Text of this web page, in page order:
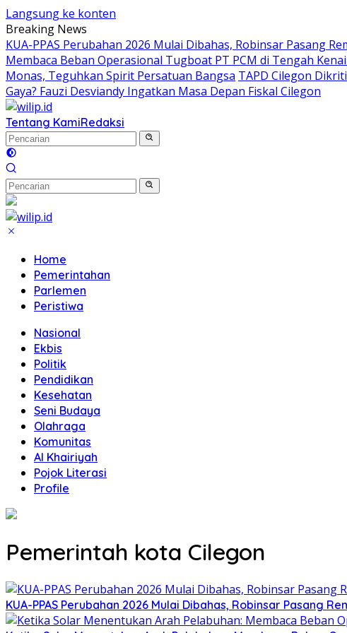
Langsung ke konten
Breaking News
KUA-PPAS Perubahan 2026 Mulai Dibahas, Robinsar Pasang
Membaca Beban Operasional Tugboat PT PCM di Tengah
Monas, Teguhkan Spirit Persatuan Bangsa TAPD Cilegon
Gaya? Fauzi Desviandy Ingatkan Masa Depan Fiskal Cilegon
Tentang KamiRedaksi
Home
Pemerintahan
Parlemen
Peristiwa
Nasional
Ekbis
Politik
Pendidikan
Kesehatan
Seni Budaya
Olahraga
Komunitas
Al Khairiyah
Pojok Literasi
Profile
Pemerintah kota Cilegon
KUA-PPAS Perubahan 2026 Mulai Dibahas, Robinsar Pasang